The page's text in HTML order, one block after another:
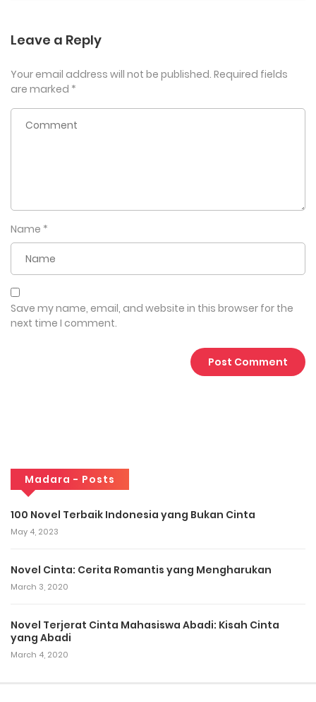
Leave a Reply
Your email address will not be published. Required fields
are marked *
Name *
Save my name, email, and website in this browser for the
next time I comment.
Madara - Posts
100 Novel Terbaik Indonesia yang Bukan Cinta
May 4, 2023
Novel Cinta: Cerita Romantis yang Mengharukan
March 3, 2020
Novel Terjerat Cinta Mahasiswa Abadi: Kisah Cinta
yang Abadi
March 4, 2020